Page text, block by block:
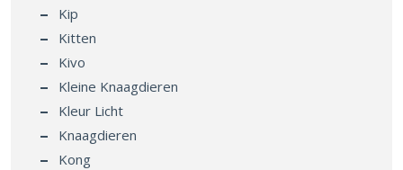
Kip
Kitten
Kivo
Kleine Knaagdieren
Kleur Licht
Knaagdieren
Kong